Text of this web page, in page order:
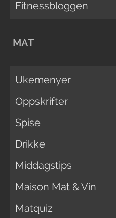
Fitnessbloggen
MAT
Ukemenyer
Oppskrifter
Spise
Drikke
Middagstips
Maison Mat & Vin
Matquiz